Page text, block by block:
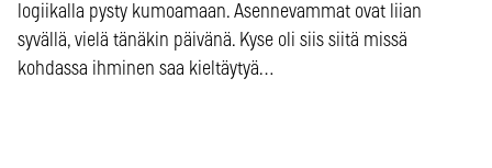
logiikalla pysty kumoamaan. Asennevammat ovat liian
syvällä, vielä tänäkin päivänä. Kyse oli siis siitä missä
kohdassa ihminen saa kieltäytyä…